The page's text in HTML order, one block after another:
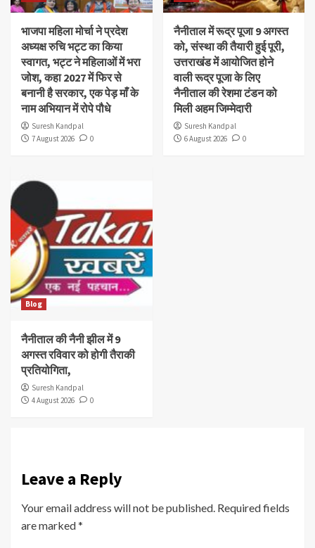
भाजपा महिला मोर्चा ने प्रदेश
अध्यक्ष रुचि भट्ट का किया
स्वागत, भट्ट ने महिलाओं में भरा
जोश, कहा 2027 में फिर से
बनानी है सरकार, एक पेड़ माँ के
नाम अभियान में रोपे पौधे
Suresh Kandpal
7 August 2026
0
नैनीताल में रूद्र पूजा 9 अगस्त
को, संस्था की तैयारी हुई पूरी,
उत्तराखंड में आयोजित होने
वाली रूद्र पूजा के लिए
नैनीताल की रेशमा टंडन को
मिली अहम जिम्मेदारी
Suresh Kandpal
6 August 2026
0
Blog
नैनीताल की नैनी झील में 9
अगस्त रविवार को होगी तैराकी
प्रतियोगिता,
Suresh Kandpal
4 August 2026
0
Leave a Reply
Your email address will not be published. Required fields
are marked*